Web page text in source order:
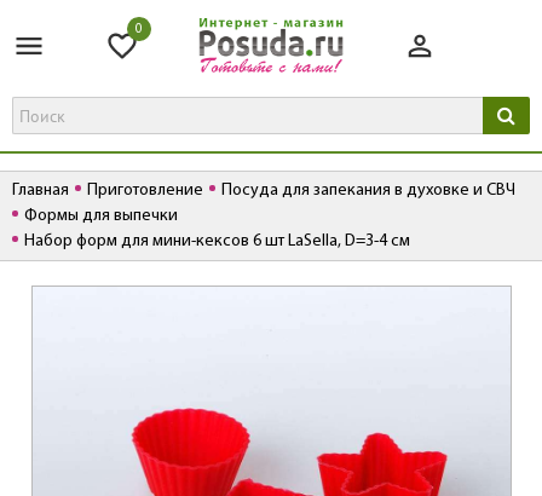
0
Главная Приготовление
Посуда для запекания в духовке и СВЧ
Формы для выпечки
Набор форм для мини-кексов 6 шт LaSella, D=3-4 см